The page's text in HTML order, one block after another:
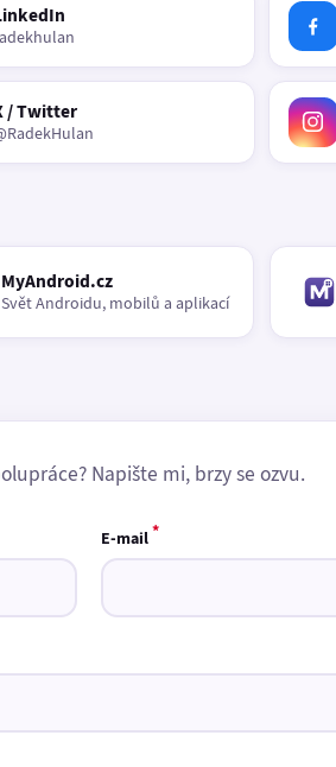
/ Twitter
MyAndroid.cz
Svět Androidu, mobilů a aplikací
Napište mi, brzy se ozvu.
E-mail*